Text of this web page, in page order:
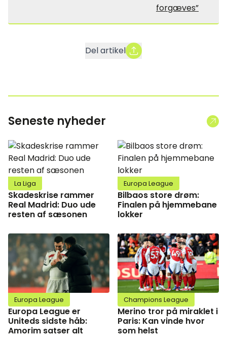
forgæves”
Del artikel
Seneste nyheder
La Liga
Skadeskrise rammer
Real Madrid: Duo ude
resten af sæsonen
Europa League
Bilbaos store drøm:
Finalen på hjemmebane
lokker
Europa League
Europa League er
Uniteds sidste håb:
Amorim satser alt
Champions League
Merino tror på miraklet i
Paris: Kan vinde hvor
som helst